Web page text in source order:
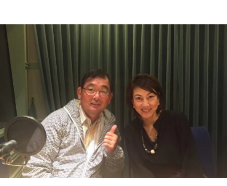
お知らせ
イベント・グッズ
YouTube
会社情報